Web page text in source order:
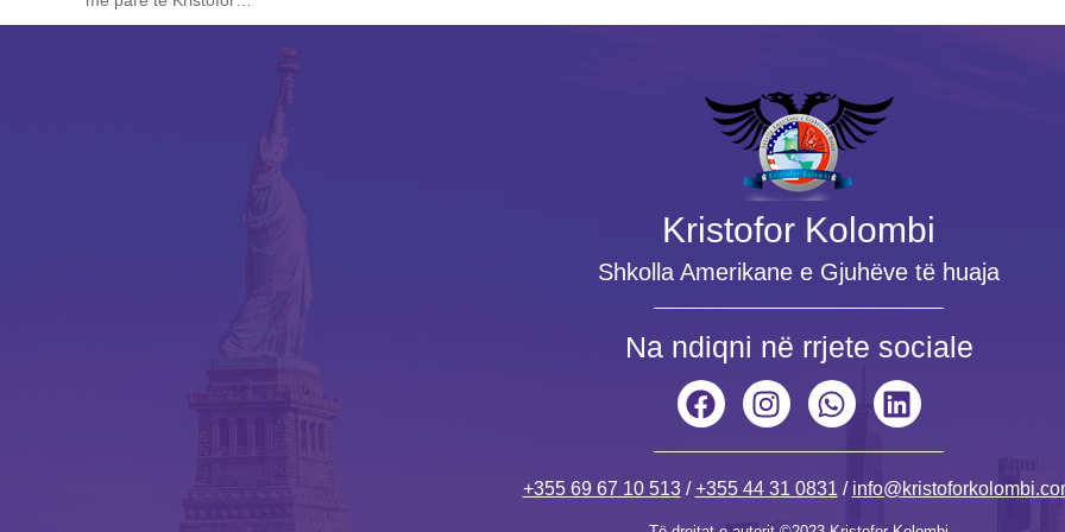
Kristofor Kolombi
Shkolla Amerikane e Gjuhëve të huaja
Na ndiqni në rrjete sociale
+355 69 67 10 513/+355 44 31 0831 /